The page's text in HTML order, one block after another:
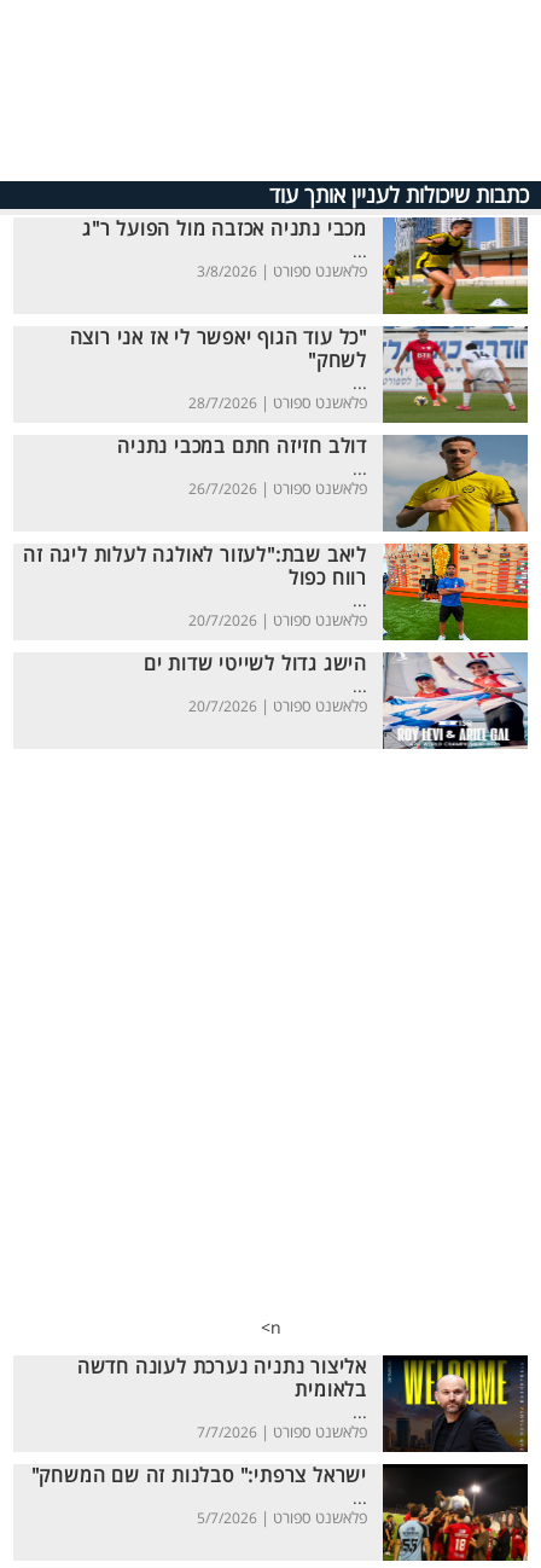
כתבות שיכולות לעניין אותך עוד
מכבי נתניה אכזבה מול הפועל ר"ג
...
פלאשנט ספורט | 3/8/2026
"כל עוד הגוף יאפשר לי אז אני רוצה
לשחק"
...
פלאשנט ספורט | 28/7/2026
דולב חזיזה חתם במכבי נתניה
...
פלאשנט ספורט | 26/7/2026
ליאב שבת:"לעזור לאולגה לעלות ליגה זה
רווח כפול
...
פלאשנט ספורט | 20/7/2026
הישג גדול לשייטי שדות ים
...
פלאשנט ספורט | 20/7/2026
n>
אליצור נתניה נערכת לעונה חדשה
בלאומית
...
פלאשנט ספורט | 7/7/2026
ישראל צרפתי:" סבלנות זה שם המשחק"
...
פלאשנט ספורט | 5/7/2026